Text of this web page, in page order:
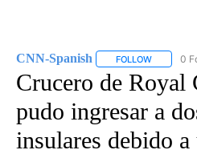
CNN-Spanish FOLLOW FOLLOW
0
Crucero de Royal
pudo ingresar a
insulares debido